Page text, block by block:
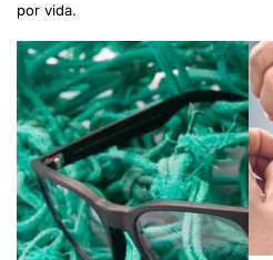
por vida.